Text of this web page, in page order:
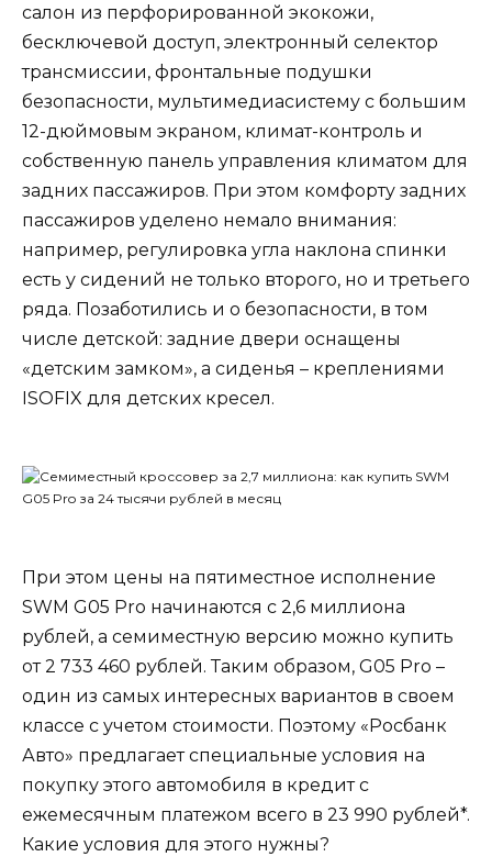
салон из перфорированной экокожи,
бесключевой доступ, электронный селектор
трансмиссии, фронтальные подушки
безопасности, мультимедиасистему с большим
12-дюймовым экраном, климат-контроль и
собственную панель управления климатом для
задних пассажиров. При этом комфорту задних
пассажиров уделено немало внимания:
например, регулировка угла наклона спинки
есть у сидений не только второго, но и третьего
ряда. Позаботились и о безопасности, в том
числе детской: задние двери оснащены
«детским замком», а сиденья – креплениями
ISOFIX для детских кресел.
При этом цены на пятиместное исполнение
SWM G05 Pro начинаются с 2,6 миллиона
рублей, а семиместную версию можно купить
от 2 733 460 рублей. Таким образом, G05 Pro –
один из самых интересных вариантов в своем
классе с учетом стоимости. Поэтому «Росбанк
Авто» предлагает специальные условия на
покупку этого автомобиля в кредит с
ежемесячным платежом всего в 23 990 рублей*.
Какие условия для этого нужны?